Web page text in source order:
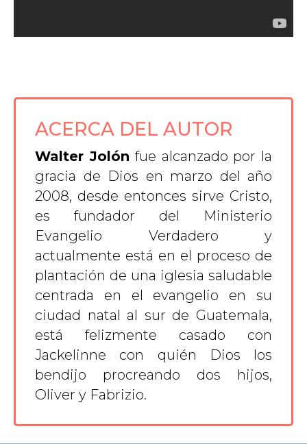
ACERCA DEL AUTOR
Walter Jolónfue alcanzado por la
gracia de Dios en marzo del año
2008, desde entonces sirve Cristo,
es fundador del Ministerio
Evangelio Verdadero y
actualmente está en el proceso de
plantación de una iglesia saludable
centrada en el evangelio en su
ciudad natal al sur de Guatemala,
está felizmente casado con
Jackelinne con quién Dios los
bendijo procreando dos hijos,
Oliver y Fabrizio.